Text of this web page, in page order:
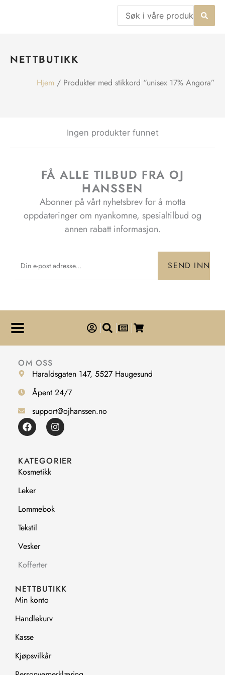
Search
...
NETTBUTIKK
Hjem / Produkter med stikkord “unisex 17% Angora”
Ingen produkter funnet
FÅ ALLE TILBUD FRA OJ
HANSSEN
Abonner på vårt nyhetsbrev for å motta
oppdateringer om nyankomne, spesialtilbud og
annen rabatt informasjon.
SEND INN
OM OSS
Haraldsgaten 147, 5527 Haugesund
Åpent 24/7
support@ojhanssen.no
F
a
c
b
o
o
k
I
n
s
a
g
KATEGORIER
Kosmetikk
Leker
Lommebok
Tekstil
Vesker
Kofferter
NETTBUTIKK
Min konto
Handlekurv
Kasse
Kjøpsvilkår